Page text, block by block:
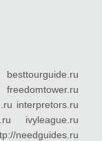
interpretors.ru
ivyleague.ru